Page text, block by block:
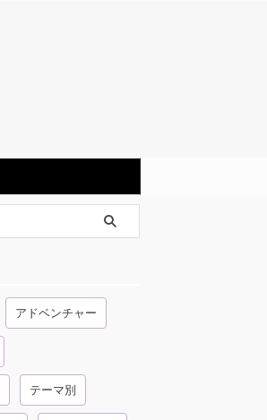
アドベンチャー
テーマ別